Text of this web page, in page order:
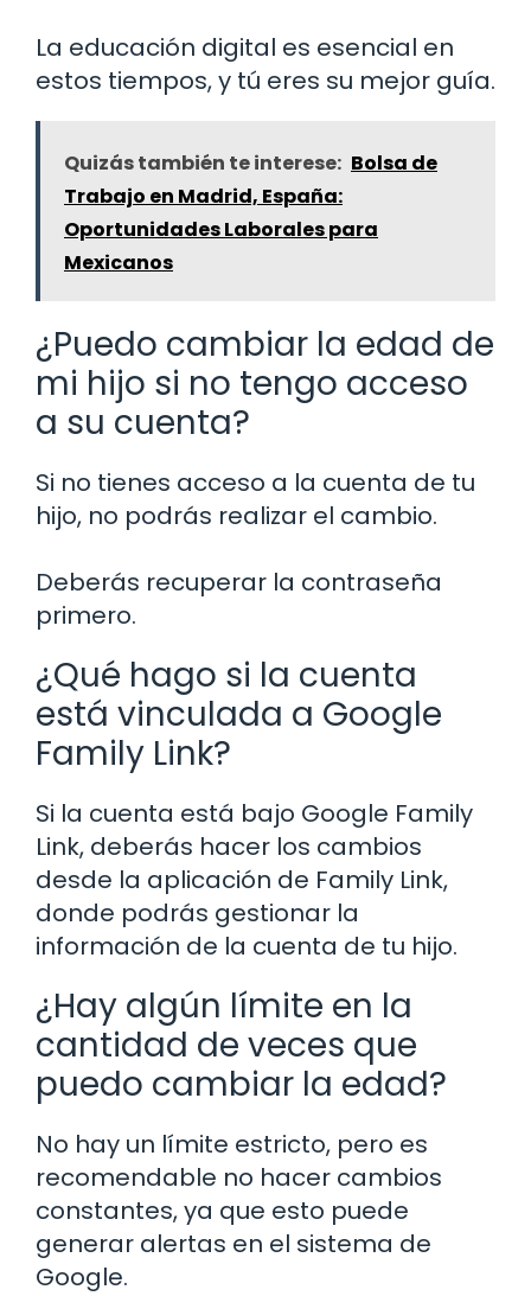
La educación digital es esencial en
estos tiempos, y tú eres su mejor guía.
Quizás también te interese: Bolsa de
Trabajo en Madrid, España:
Oportunidades Laborales para
Mexicanos
¿Puedo cambiar la edad de
mi hijo si no tengo acceso
a su cuenta?
Si no tienes acceso a la cuenta de tu
hijo, no podrás realizar el cambio.
Deberás recuperar la contraseña
primero.
¿Qué hago si la cuenta
está vinculada a Google
Family Link?
Si la cuenta está bajo Google Family
Link, deberás hacer los cambios
desde la aplicación de Family Link,
donde podrás gestionar la
información de la cuenta de tu hijo.
¿Hay algún límite en la
cantidad de veces que
puedo cambiar la edad?
No hay un límite estricto, pero es
recomendable no hacer cambios
constantes, ya que esto puede
generar alertas en el sistema de
Google.